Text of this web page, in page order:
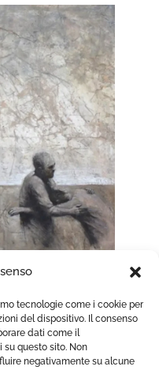
tecnologie come i cookie per
del dispositivo. Il consenso
dati come il
questo sito. Non
negativamente su alcune